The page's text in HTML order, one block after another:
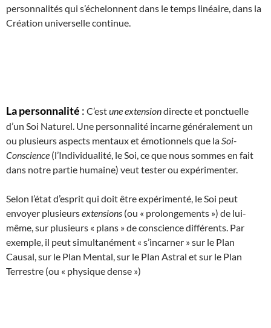
personnalités qui s’échelonnent dans le temps linéaire, dans la
Création universelle continue.
La personnalité : C’estune extensiondirecte et ponctuelle
d’un Soi Naturel. Une personnalité incarne généralement un
ou plusieurs aspects mentaux et émotionnels que la Soi-
Conscience (l’Individualité, le Soi, ce que nous sommes en fait
dans notre partie humaine) veut tester ou expérimenter.
Selon l’état d’esprit qui doit être expérimenté, le Soi peut
envoyer plusieursextensions (ou « prolongements ») de lui-
même, sur plusieurs « plans » de conscience différents. Par
exemple, il peut simultanément « s’incarner » sur le Plan
Causal, sur le Plan Mental, sur le Plan Astral et sur le Plan
Terrestre (ou « physique dense »)